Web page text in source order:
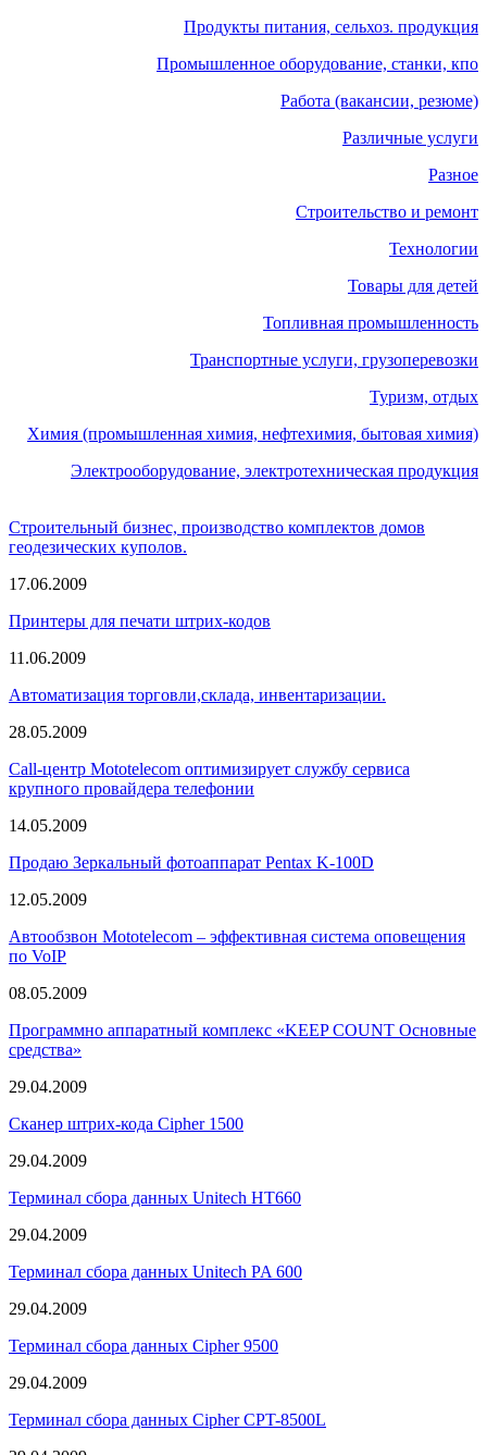
Продукты питания, сельхоз. продукция
Промышленное оборудование, станки, кпо
Работа (вакансии, резюме)
Различные услуги
Разное
Строительство и ремонт
Технологии
Товары для детей
Топливная промышленность
Транспортные услуги, грузоперевозки
Туризм, отдых
Химия (промышленная химия, нефтехимия, бытовая химия)
Электрооборудование, электротехническая продукция
Строительный бизнес, производство комплектов домов
геодезических куполов.
17.06.2009
Принтеры для печати штрих-кодов
11.06.2009
Автоматизация торговли,склада, инвентаризации.
28.05.2009
Call-центр Mototelecom оптимизирует службу сервиса
крупного провайдера телефонии
14.05.2009
Продаю Зеркальный фотоаппарат Pentax K-100D
12.05.2009
Автообзвон Mototelecom – эффективная система оповещения
по VoIP
08.05.2009
Программно аппаратный комплекс «KEEP COUNT Основные
средства»
29.04.2009
Сканер штрих-кода Cipher 1500
29.04.2009
Терминал сбора данных Unitech HT660
29.04.2009
Терминал сбора данных Unitech PA 600
29.04.2009
Терминал сбора данных Cipher 9500
29.04.2009
Терминал сбора данных Cipher CPT-8500L